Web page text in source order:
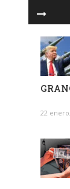
22